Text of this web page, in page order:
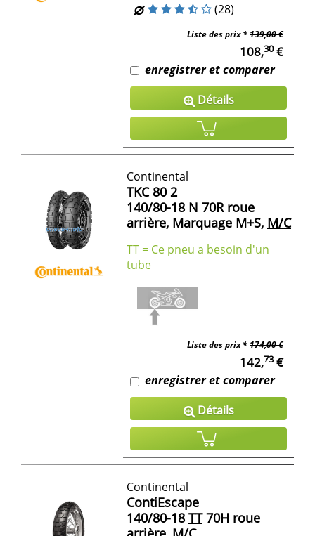
(28)
Liste des prix *139,00 €
108,30€
enregistrer et comparer
Détails
Continental
TKC 80 2
140/80-18 N 70R roue
arrière, Marquage M+S, M/C
TT = Ce pneu a besoin d'un
tube
Liste des prix *174,00 €
142,73€
enregistrer et comparer
Détails
Continental
ContiEscape
140/80-18 TT70H roue